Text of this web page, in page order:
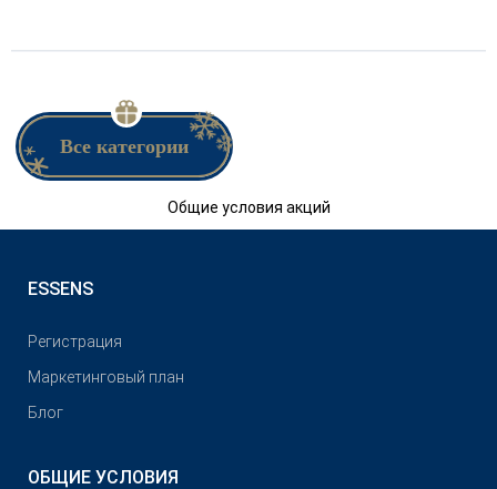
Все категории
Общие условия акций
ESSENS
Pегистрация
Маркетинговый план
Блог
ОБЩИЕ УСЛОВИЯ